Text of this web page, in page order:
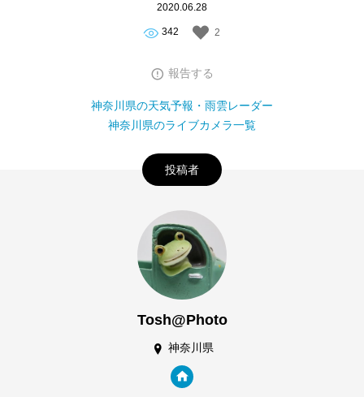
2020.06.28
342 2
報告する
神奈川県の天気予報・雨雲レーダー
神奈川県のライブカメラ一覧
投稿者
Tosh@Photo
神奈川県